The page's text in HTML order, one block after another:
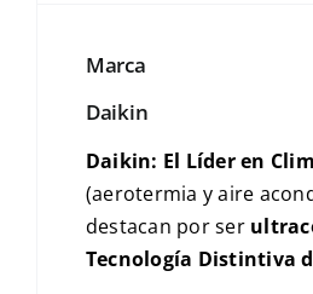
Marca
Daikin
Daikin: El Líder en
(aerotermia y aire
destacan por ser
Tecnología Distintiva